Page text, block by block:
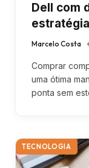
Dell com
Marcelo Costa
Comprar
uma ótima
ponta sem
TECNOLOGIA